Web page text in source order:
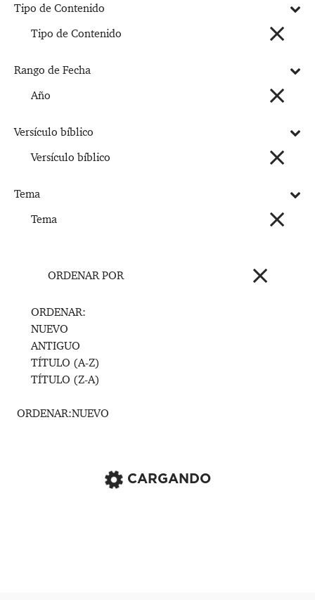
Tipo de Contenido
Tipo de Contenido
Rango de Fecha
Año
Versículo bíblico
Versículo bíblico
Tema
Tema
ORDENAR POR
ORDENAR:
NUEVO
ANTIGUO
TÍTULO (A-Z)
TÍTULO (Z-A)
ORDENAR:NUEVO
CARGANDO